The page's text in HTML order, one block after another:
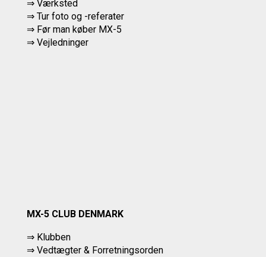
⇒ Værksted
⇒ Tur foto og -referater
⇒ Før man køber MX-5
⇒ Vejledninger
MX-5 CLUB DENMARK
⇒ Klubben
⇒ Vedtægter & Forretningsorden